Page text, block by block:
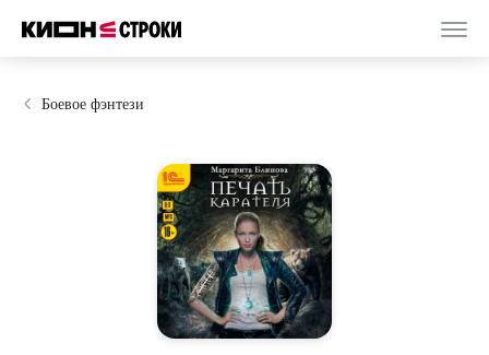
Боевое фэнтези